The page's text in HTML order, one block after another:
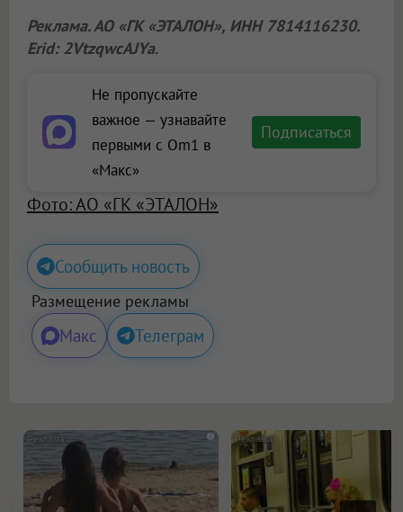
Реклама. АО «ГК «ЭТАЛОН», ИНН 7814116230.
Erid: 2VtzqwcAJYa.
Не пропускайте
важное — узнавайте
первыми с Om1 в
«Макс»
Подписаться
Фото: АО «ГК «ЭТАЛОН»
Сообщить новость
Размещение рекламы
Макс Телеграм
i